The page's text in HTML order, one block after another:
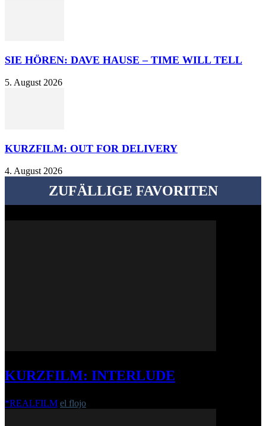
SIE HÖREN: DAVE HAUSE – TIME WILL TELL
5. August 2026
KURZFILM: OUT FOR DELIVERY
4. August 2026
ZUFÄLLIGE FAVORITEN
KURZFILM: INTERLUDE
*REALFILM el flojo